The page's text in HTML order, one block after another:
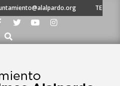
TE
Buscar